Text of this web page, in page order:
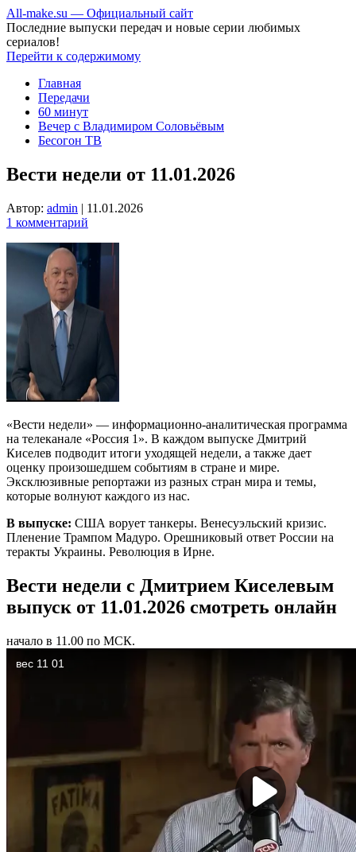
All-make.su — Официальный сайт
Последние выпуски передач и новые серии любимых
сериалов!
Перейти к содержимому
Главная
Передачи
60 минут
Вечер с Владимиром Соловьёвым
Бесогон ТВ
Вести недели от 11.01.2026
Автор: admin | 11.01.2026
1 комментарий
«Вести недели» — информационно-аналитическая программа
на телеканале «Россия 1». В каждом выпуске Дмитрий
Киселев подводит итоги уходящей недели, а также дает
оценку произошедшем событиям в стране и мире.
Эксклюзивные репортажи из разных стран мира и темы,
которые волнуют каждого из нас.
В выпуске: США ворует танкеры. Венесуэльский кризис.
Пленение Трампом Мадуро. Орешниковый ответ России на
теракты Украины. Революция в Ирне.
Вести недели с Дмитрием Киселевым
выпуск от 11.01.2026 смотреть онлайн
начало в 11.00 по МСК.